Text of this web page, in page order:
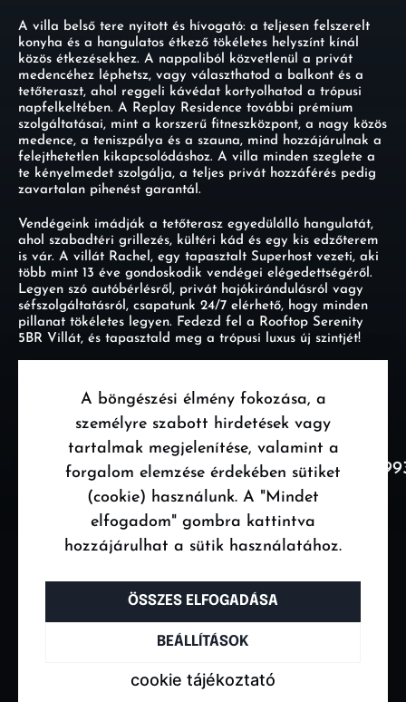
A böngészési élmény fokozása, a
személyre szabott hirdetések vagy
tartalmak megjelenítése, valamint a
forgalom elemzése érdekében sütiket
(cookie) használunk. A "Mindet
elfogadom" gombra kattintva
hozzájárulhat a sütik használatához.
ÖSSZES ELFOGADÁSA
BEÁLLÍTÁSOK
cookie tájékoztató
A villa belső tere nyitott és hívogató: a teljesen felszerelt
konyha és a hangulatos étkező tökéletes helyszínt kínál
közös étkezésekhez. A nappaliból közvetlenül a privát
medencéhez léphetsz, vagy választhatod a balkont és a
tetőteraszt, ahol reggeli kávédat kortyolhatod a trópusi
napfelkeltében. A Replay Residence további prémium
szolgáltatásai, mint a korszerű fitneszközpont, a nagy közös
medence, a teniszpálya és a szauna, mind hozzájárulnak a
felejthetetlen kikapcsolódáshoz. A villa minden szeglete a
te kényelmedet szolgálja, a teljes privát hozzáférés pedig
zavartalan pihenést garantál.
Vendégeink imádják a tetőterasz egyedülálló hangulatát,
ahol szabadtéri grillezés, kültéri kád és egy kis edzőterem
is vár. A villát Rachel, egy tapasztalt Superhost vezeti, aki
több mint 13 éve gondoskodik vendégei elégedettségéről.
Legyen szó autóbérlésről, privát hajókirándulásról vagy
séfszolgáltatásról, csapatunk 24/7 elérhető, hogy minden
pillanat tökéletes legyen. Fedezd fel a Rooftop Serenity
5BR Villát, és tapasztald meg a trópusi luxus új szintjét!
https://www.airbnb.co.uk/rooms/
source_impression_id=p3_1747033778_P3QI-
sNmkIijQuA7